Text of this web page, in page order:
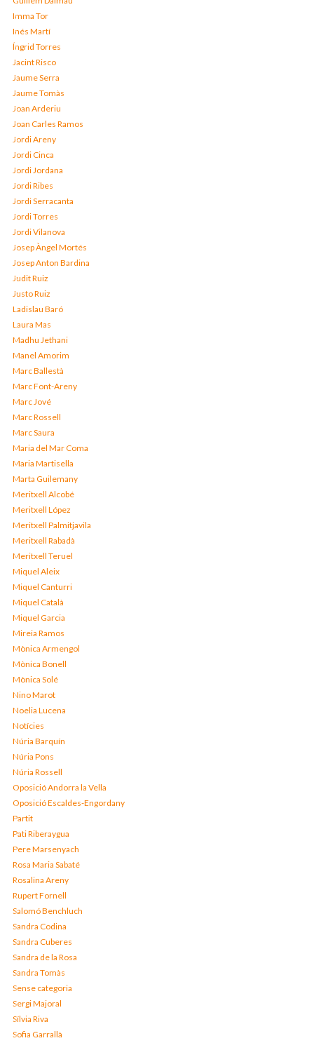
Imma Tor
Inés Martí
Íngrid Torres
Jacint Risco
Jaume Serra
Jaume Tomàs
Joan Arderiu
Joan Carles Ramos
Jordi Areny
Jordi Cinca
Jordi Jordana
Jordi Ribes
Jordi Serracanta
Jordi Torres
Jordi Vilanova
Josep Àngel Mortés
Josep Anton Bardina
Judit Ruiz
Justo Ruiz
Ladislau Baró
Laura Mas
Madhu Jethani
Manel Amorim
Marc Ballestà
Marc Font-Areny
Marc Jové
Marc Rossell
Marc Saura
Maria del Mar Coma
Maria Martisella
Marta Guilemany
Meritxell Alcobé
Meritxell López
Meritxell Palmitjavila
Meritxell Rabadà
Meritxell Teruel
Miquel Aleix
Miquel Canturri
Miquel Català
Miquel Garcia
Mireia Ramos
Mònica Armengol
Mònica Bonell
Mònica Solé
Nino Marot
Noelia Lucena
Notícies
Núria Barquín
Núria Pons
Núria Rossell
Oposició Andorra la Vella
Oposició Escaldes-Engordany
Partit
Pati Riberaygua
Pere Marsenyach
Rosa Maria Sabaté
Rosalina Areny
Rupert Fornell
Salomó Benchluch
Sandra Codina
Sandra Cuberes
Sandra de la Rosa
Sandra Tomàs
Sense categoria
Sergi Majoral
Sílvia Riva
Sofia Garrallà